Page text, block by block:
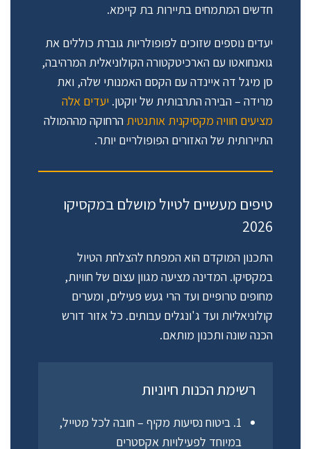
חדשים המתמחים בתיירות בת קיימא.
יעדים נוספים שזוכים לפופולריות גוברת כוללים את
גואנחואטו עם הארכיטקטורה הקולוניאלית המרהיבה,
סן מיגל דה איינדה עם הקסם האמנותי שלה, ואת
מרידה – הבירה התרבותית של יוקטן. יעדים אלה
מציעים חוויה מקסיקנית אותנטית הרחוקה מההמולה
התיירותית של האזורים הפופולריים יותר.
טיפים מעשיים לטיול מושלם במקסיקו
2026
התכנון המוקדם הוא המפתח להצלחת הטיול
במקסיקו. המדינה מציעה מגוון עצום של חוויות,
מחופים טרופיים ועד הרי געש פעילים, ומערים
קולוניאליות ועד ג'ונגלים עבותים. כל אזור דורש
הכנה שונה ותכנון מותאם.
רשימת הכנות חיוניות
1. ביטוח נסיעות מקיף
– חובה לכל מטייל,
במיוחד לפעילויות אקסטרים